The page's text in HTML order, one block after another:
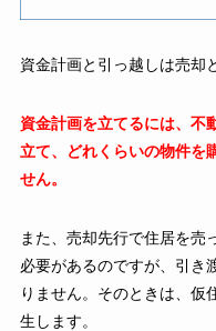
資金計画と引っ越しは売却
資金計画を立てるには、不
立て、どれくらいの物件を
せん。
また、売却先行で住居を売
必要があるのですが、引き
りません。そのときは、仮
生します。